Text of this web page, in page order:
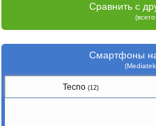
Сравнить с
Смартфоны
Tecno (12)